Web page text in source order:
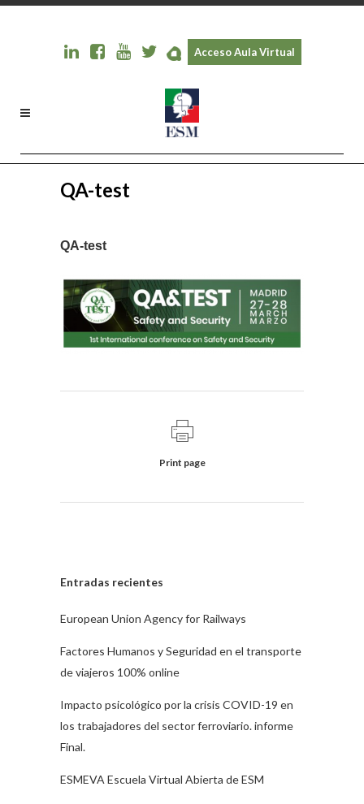
Acceso Aula Virtual
QA-test
QA-test
Print page
Entradas recientes
European Union Agency for Railways
Factores Humanos y Seguridad en el transporte
de viajeros 100% online
Impacto psicológico por la crisis COVID-19 en
los trabajadores del sector ferroviario. informe
Final.
ESMEVA Escuela Virtual Abierta de ESM